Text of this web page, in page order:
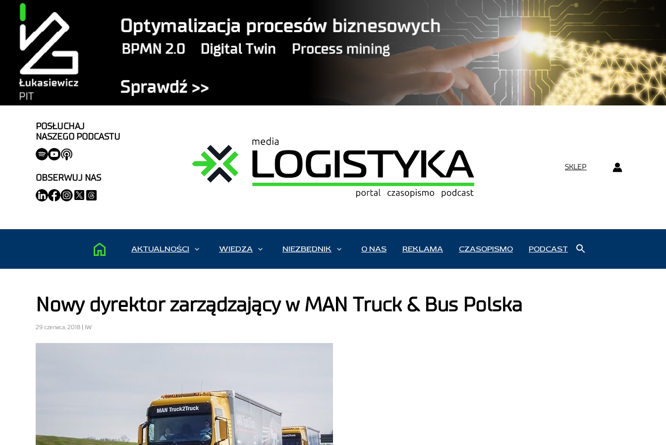
POSŁUCHAJ
NASZEGO PODCASTU
OBSERWUJ NAS
SKLEP
AKTUALNOŚCI WIEDZA NIEZBĘDNIK O NAS REKLAMA CZASOPISMO PODCAST
Nowy dyrektor zarządzający w MAN Truck & Bus Polska
29 czerwca, 2018 | IW